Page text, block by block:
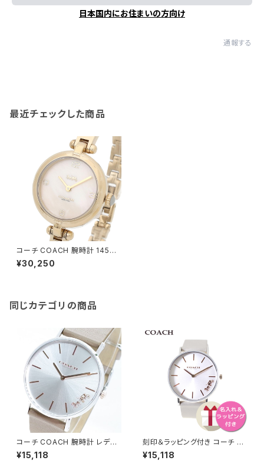
日本国内にお住まいの方向け
通報する
最近チェックした商品
コーチ COACH 腕時計 14504
006 レディース CARY ケーリ
ー クォーツ ホワイト シェル ゴ
¥30,250
同じカテゴリの商品
コーチ COACH 腕時計 レディ
ース 14503119 PERRY クォー
ツ シルバー ベージュ
¥15,118
刻印＆ラッピング付き コーチ C
OACH 腕時計 レディース 145
03116 ペリー PERRY クォーツ
¥15,118